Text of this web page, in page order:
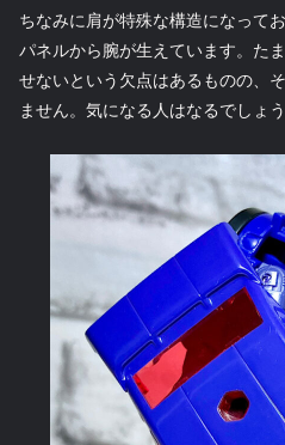
ちなみに肩が特殊な構造になって
パネルから腕が生えています。た
せないという欠点はあるものの、
ません。気になる人はなるでしょう